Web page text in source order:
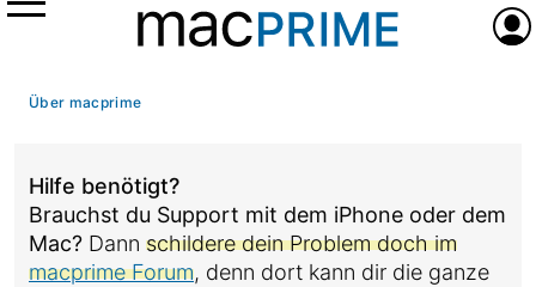
Menü
Über macprime
Hilfe benötigt?
Brauchst du Support mit dem iPhone oder dem
Mac? Dann schildere dein Problem doch im
macprime Forum, denn dort kann dir die ganze